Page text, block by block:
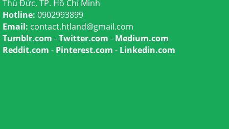
Thủ Đức, TP. Hồ Chí Minh
Hotline: 0902993899
Email: contact.htland@gmail.com
Tumblr.com -Twitter.com - Medium.com
Reddit.com - Pinterest.com - Linkedin.com